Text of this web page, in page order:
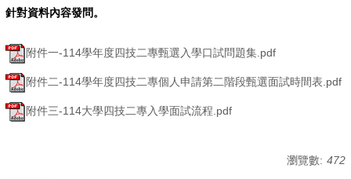
針對資料內容發問。
附件一-114學年度四技二專甄選入學口試問題集.pdf
附件二-114學年度四技二專個人申請第二階段甄選面試時間表.pdf
附件三-114大學四技二專入學面試流程.pdf
瀏覽數: 472